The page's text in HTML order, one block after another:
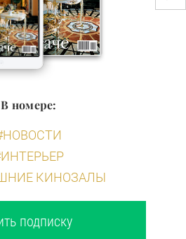
В номере:
КИНОЗАЛЫ
подписку